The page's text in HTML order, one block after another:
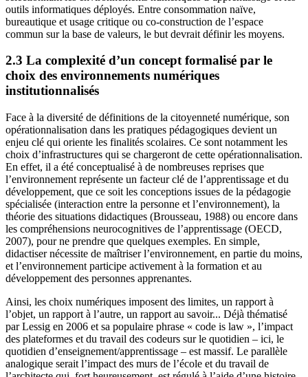
outils informatiques déployés. Entre consommation naïve,
bureautique et usage critique ou co-construction de l’espace
commun sur la base de valeurs, le but devrait définir les moyens.
2.3 La complexité d’un concept formalisé par le
choix des environnements numériques
institutionnalisés
Face à la diversité de définitions de la citoyenneté numérique, son
opérationnalisation dans les pratiques pédagogiques devient un
enjeu clé qui oriente les finalités scolaires. Ce sont notamment les
choix d’infrastructures qui se chargeront de cette opérationnalisation.
En effet, il a été conceptualisé à de nombreuses reprises que
l’environnement représente un facteur clé de l’apprentissage et du
développement, que ce soit les conceptions issues de la pédagogie
spécialisée (interaction entre la personne et l’environnement), la
théorie des situations didactiques (Brousseau, 1988) ou encore dans
les compréhensions neurocognitives de l’apprentissage (OECD,
2007), pour ne prendre que quelques exemples. En simple,
didactiser nécessite de maîtriser l’environnement, en partie du moins,
et l’environnement participe activement à la formation et au
développement des personnes apprenantes.
Ainsi, les choix numériques imposent des limites, un rapport à
l’objet, un rapport à l’autre, un rapport au savoir... Déjà thématisé
par Lessig en 2006 et sa populaire phrase « code is law », l’impact
des plateformes et du travail des codeurs sur le quotidien – ici, le
quotidien d’enseignement/apprentissage – est massif. Le parallèle
analogique serait l’impact des murs de l’école et du travail de